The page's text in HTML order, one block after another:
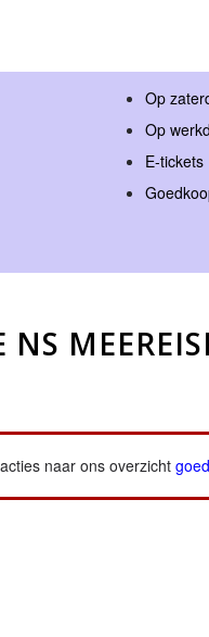
Op
Op
E-tickets
naar ons overzicht